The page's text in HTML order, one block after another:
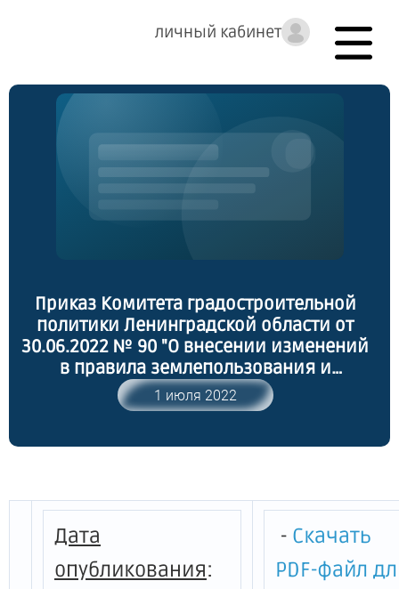
личный кабинет
Приказ Комитета градостроительной
политики Ленинградской области от
30.06.2022 № 90 "О внесении изменений
в правила землепользования и
застройки муниципального
образования "Свердловское городское
муниципального района Ленинградской
1 июля 2022
Дата
опубликования:
- Скачать
PDF-файл